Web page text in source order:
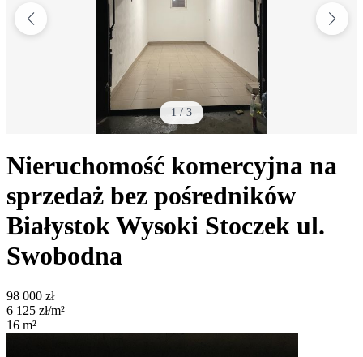
1 / 3
Nieruchomość komercyjna na
sprzedaż bez pośredników
Białystok Wysoki Stoczek ul.
Swobodna
98 000 zł
6 125 zł/m²
16 m²